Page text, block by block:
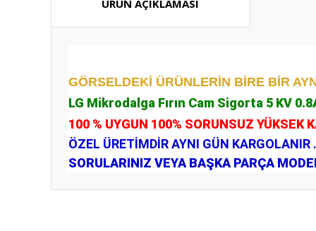
ÜRÜN AÇIKLAMASI
GÖRSELDEKİ ÜRÜNLERİN BİRE BİR
LG Mikrodalga Fırın Cam Sigorta 5 KV
100 % UYGUN 100% SORUNSUZ YÜKSEK
ÖZEL ÜRETİMDİR AYNI GÜN KARGOLANIR .
SORULARINIZ VEYA BAŞKA PARÇA